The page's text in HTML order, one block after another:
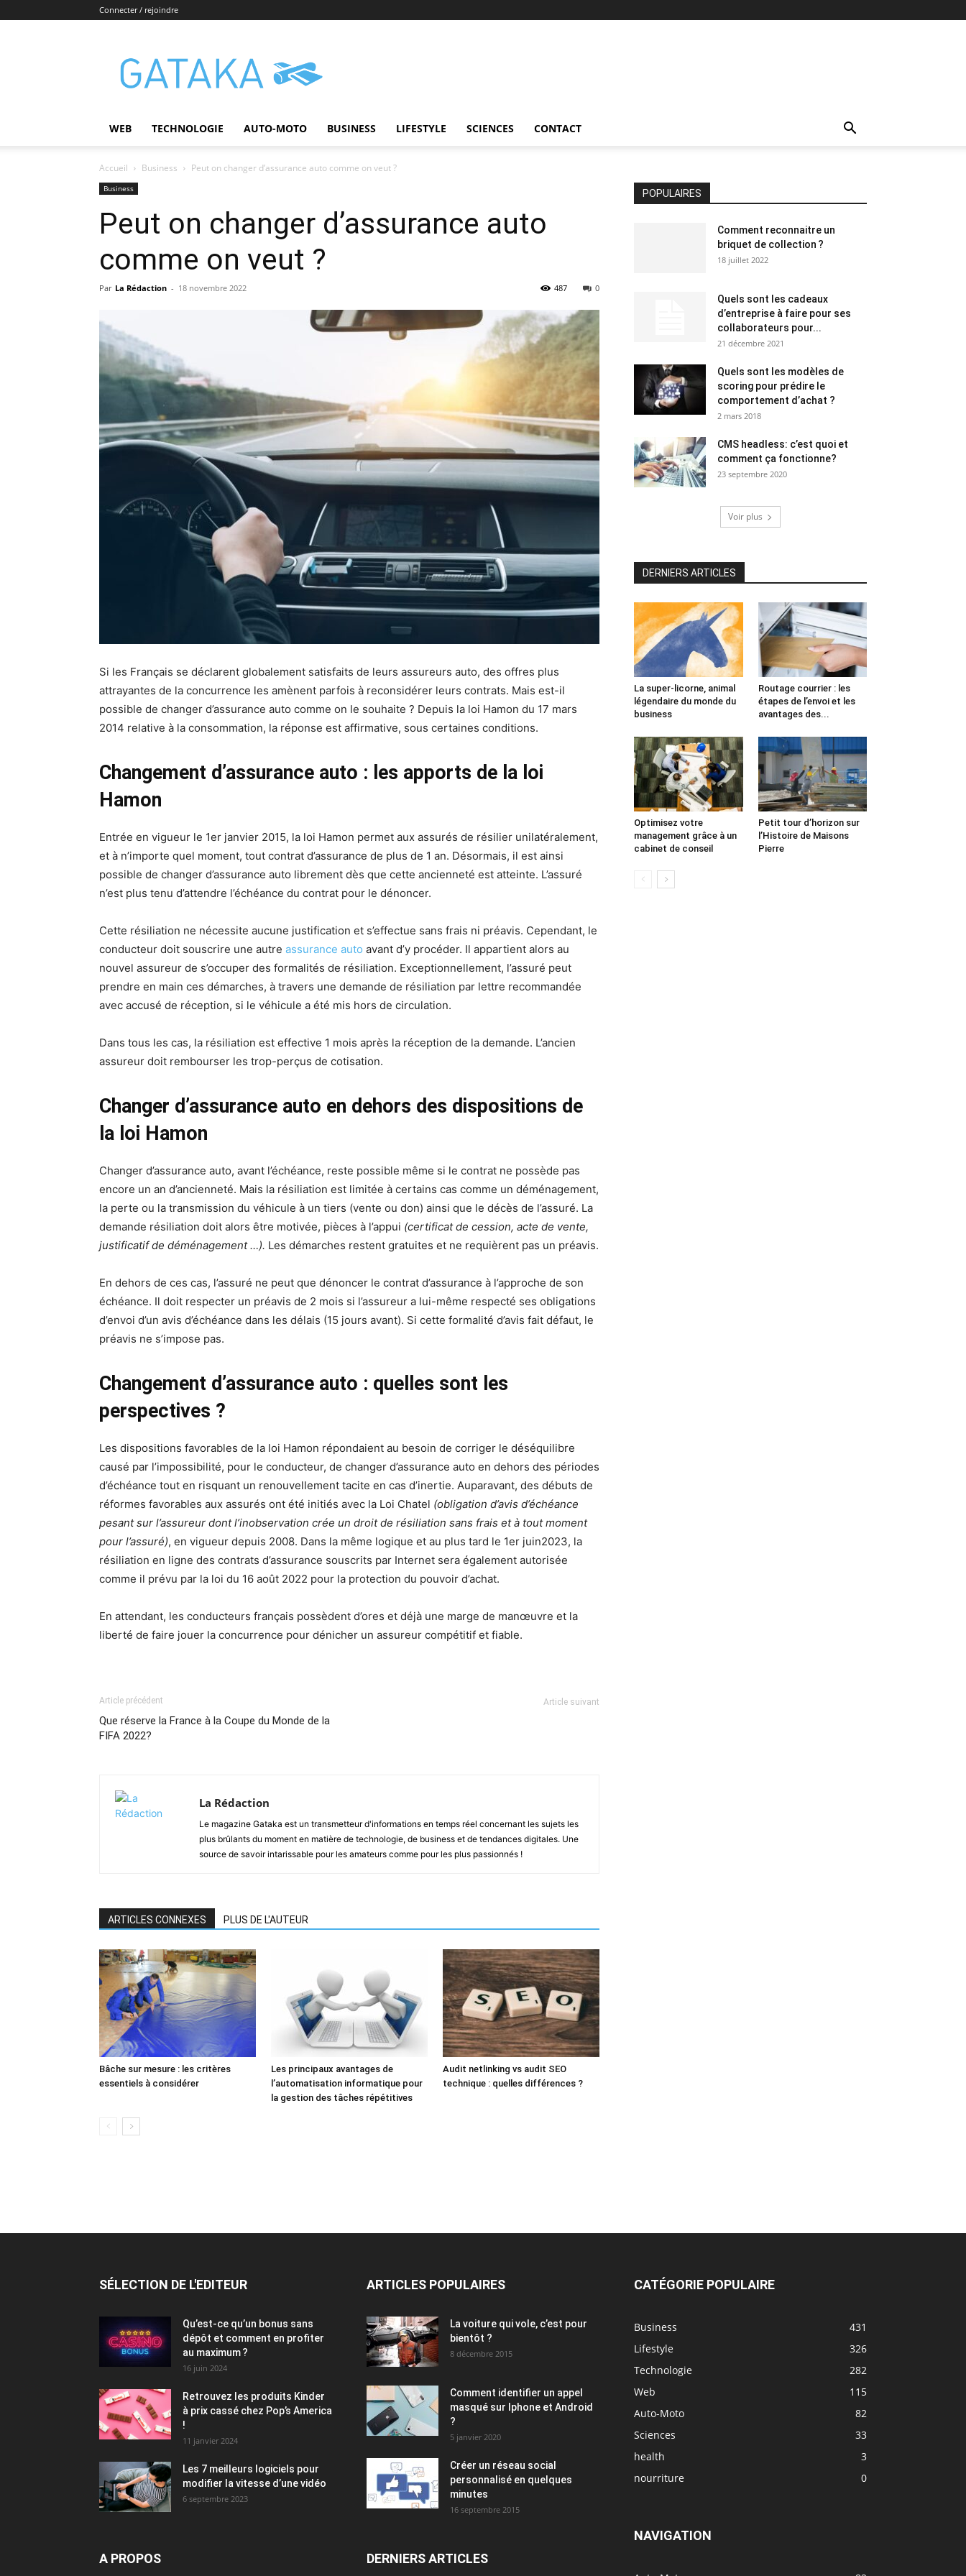
Connecter / rejoindre
WEB TECHNOLOGIE AUTO-MOTO BUSINESS LIFESTYLE SCIENCES CONTACT
Accueil Business Peut on changer d’assurance auto comme on veut ?
Business
Peut on changer d’assurance auto
comme on veut ?
Par La Rédaction - 18 novembre 2022 0
487
Si les Français se déclarent globalement satisfaits de leurs assureurs auto, des offres plus
attrayantes de la concurrence les amènent parfois à reconsidérer leurs contrats. Mais est-il
possible de changer d’assurance auto comme on le souhaite ? Depuis la loi Hamon du 17 mars
2014 relative à la consommation, la réponse est affirmative, sous certaines conditions.
Changement d’assurance auto : les apports de la loi
Hamon
Entrée en vigueur le 1er janvier 2015, la loi Hamon permet aux assurés de résilier unilatéralement,
et à n’importe quel moment, tout contrat d’assurance de plus de 1 an. Désormais, il est ainsi
possible de changer d’assurance auto librement dès que cette ancienneté est atteinte. L’assuré
n’est plus tenu d’attendre l’échéance du contrat pour le dénoncer.
Cette résiliation ne nécessite aucune justification et s’effectue sans frais ni préavis. Cependant, le
conducteur doit souscrire une autre assurance auto avant d’y procéder. Il appartient alors au
nouvel assureur de s’occuper des formalités de résiliation. Exceptionnellement, l’assuré peut
prendre en main ces démarches, à travers une demande de résiliation par lettre recommandée
avec accusé de réception, si le véhicule a été mis hors de circulation.
Dans tous les cas, la résiliation est effective 1 mois après la réception de la demande. L’ancien
assureur doit rembourser les trop-perçus de cotisation.
Changer d’assurance auto en dehors des dispositions de
la loi Hamon
Changer d’assurance auto, avant l’échéance, reste possible même si le contrat ne possède pas
encore un an d’ancienneté. Mais la résiliation est limitée à certains cas comme un déménagement,
la perte ou la transmission du véhicule à un tiers (vente ou don) ainsi que le décès de l’assuré. La
demande résiliation doit alors être motivée, pièces à l’appui (certificat de cession, acte de vente,
justificatif de déménagement …). Les démarches restent gratuites et ne requièrent pas un préavis.
En dehors de ces cas, l’assuré ne peut que dénoncer le contrat d’assurance à l’approche de son
échéance. Il doit respecter un préavis de 2 mois si l’assureur a lui-même respecté ses obligations
d’envoi d’un avis d’échéance dans les délais (15 jours avant). Si cette formalité d’avis fait défaut, le
préavis ne s’impose pas.
Changement d’assurance auto : quelles sont les
perspectives ?
Les dispositions favorables de la loi Hamon répondaient au besoin de corriger le déséquilibre
causé par l’impossibilité, pour le conducteur, de changer d’assurance auto en dehors des périodes
d’échéance tout en risquant un renouvellement tacite en cas d’inertie. Auparavant, des débuts de
réformes favorables aux assurés ont été initiés avec la Loi Chatel (obligation d’avis d’échéance
pesant sur l’assureur dont l’inobservation crée un droit de résiliation sans frais et à tout moment
pour l’assuré), en vigueur depuis 2008. Dans la même logique et au plus tard le 1er juin2023, la
résiliation en ligne des contrats d’assurance souscrits par Internet sera également autorisée
comme il prévu par la loi du 16 août 2022 pour la protection du pouvoir d’achat.
En attendant, les conducteurs français possèdent d’ores et déjà une marge de manœuvre et la
liberté de faire jouer la concurrence pour dénicher un assureur compétitif et fiable.
Article précédent
Que réserve la France à la Coupe du Monde de la
FIFA 2022?
Article suivant
La Rédaction
Le magazine Gataka est un transmetteur d'informations en temps réel concernant les sujets les
plus brûlants du moment en matière de technologie, de business et de tendances digitales. Une
source de savoir intarissable pour les amateurs comme pour les plus passionnés !
ARTICLES CONNEXES PLUS DE L'AUTEUR
Bâche sur mesure : les critères
essentiels à considérer
Les principaux avantages de
l’automatisation informatique pour
la gestion des tâches répétitives
Audit netlinking vs audit SEO
technique : quelles différences ?
POPULAIRES
Comment reconnaitre un
briquet de collection ?
18 juillet 2022
Quels sont les cadeaux
d’entreprise à faire pour ses
collaborateurs pour...
21 décembre 2021
Quels sont les modèles de
scoring pour prédire le
comportement d’achat ?
2 mars 2018
CMS headless: c’est quoi et
comment ça fonctionne?
23 septembre 2020
Voir plus
DERNIERS ARTICLES
La super-licorne, animal
légendaire du monde du
business
Routage courrier : les
étapes de l’envoi et les
avantages des...
Optimisez votre
management grâce à un
cabinet de conseil
Petit tour d’horizon sur
l’Histoire de Maisons
Pierre
SÉLECTION DE L'EDITEUR
Qu’est-ce qu’un bonus sans
dépôt et comment en profiter
au maximum ?
16 juin 2024
Retrouvez les produits Kinder
à prix cassé chez Pop’s America
!
11 janvier 2024
Les 7 meilleurs logiciels pour
modifier la vitesse d’une vidéo
6 septembre 2023
A PROPOS
ARTICLES POPULAIRES
La voiture qui vole, c’est pour
bientôt ?
8 décembre 2015
Comment identifier un appel
masqué sur Iphone et Android
?
5 janvier 2020
Créer un réseau social
personnalisé en quelques
minutes
16 septembre 2015
DERNIERS ARTICLES
CATÉGORIE POPULAIRE
Business
431
Lifestyle
326
Technologie
282
Web
115
Auto-Moto
82
Sciences
33
health
3
nourriture
0
NAVIGATION